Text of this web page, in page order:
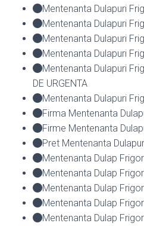
Mentenanta Dulapuri
Mentenanta Dulapuri
Mentenanta Dulapuri
Mentenanta Dulapuri
Mentenanta Dulapuri
DE URGENTA
Mentenanta Dulapuri
Firma Mentenanta
Firme Mentenanta
Pret Mentenanta
Mentenanta Dulap
Mentenanta Dulap
Mentenanta Dulap
Mentenanta Dulap
Mentenanta Dulap